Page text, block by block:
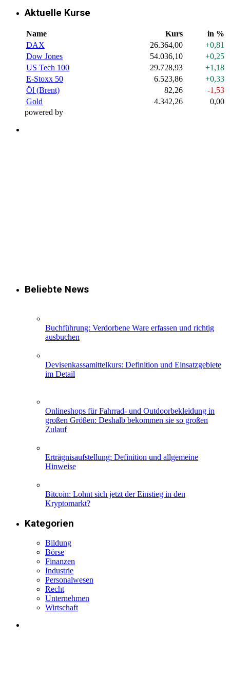
Aktuelle Kurse
Name Kurs
in %
DAX
26.364,00
+0,81
Dow Jones
54.036,10
+0,25
US Tech 100
29.728,93
+1,18
E-Stoxx 50
6.523,86
+0,33
Öl (Brent)
82,26
-1,53
Gold
4.342,26
0,00
powered by
Beliebte News
Buchführung: Verdorbene Ware erfassen und richtig
ausbuchen
Devisenkassamittelkurs: Definition und Einsatzgebiete
im Detail
Onlineshops für Fahrrad- und Outdoorbekleidung in
großen Größen: Deshalb bekommen sie so großen
Zulauf
Erträgnisaufstellung: Definition und allgemeine
Hinweise
Bitcoin: Lohnt sich jetzt der Einstieg in den
Kryptomarkt?
Kategorien
Bildung
Börse
Finanzen
Industrie
Personalwesen
Recht
Unternehmen
Wirtschaft